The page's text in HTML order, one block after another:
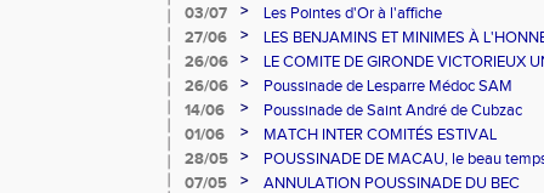
03/07
>
Les Pointes d'Or à l'affiche
27/06
>
LES BENJAMINS ET MINIMES À
26/06
>
LE COMITE DE GIRONDE VICTORIEUX
26/06
>
Poussinade de Lesparre Médoc SAM
14/06
>
Poussinade de Saint André de Cubzac
01/06
>
MATCH INTER COMITÉS ESTIVAL
28/05
>
POUSSINADE DE MACAU, le beau
07/05
>
ANNULATION POUSSINADE DU BEC